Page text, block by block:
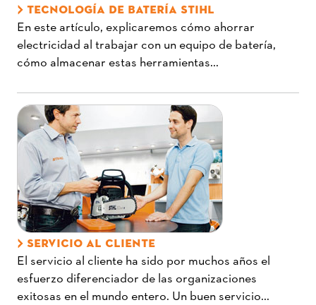
TECNOLOGÍA DE BATERÍA STIHL
En este artículo, explicaremos cómo ahorrar
electricidad al trabajar con un equipo de batería,
cómo almacenar estas herramientas...
SERVICIO AL CLIENTE
El servicio al cliente ha sido por muchos años el
esfuerzo diferenciador de las organizaciones
exitosas en el mundo entero. Un buen servicio...